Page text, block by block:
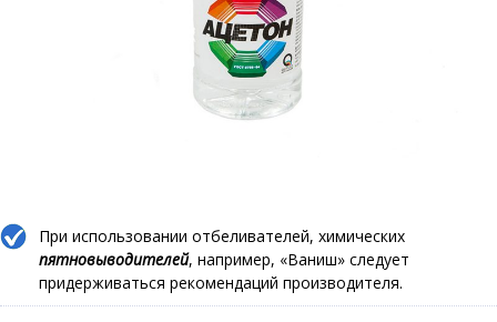
При использовании отбеливателей, химических
пятновыводителей, например, «Ваниш» следует
придерживаться рекомендаций производителя.